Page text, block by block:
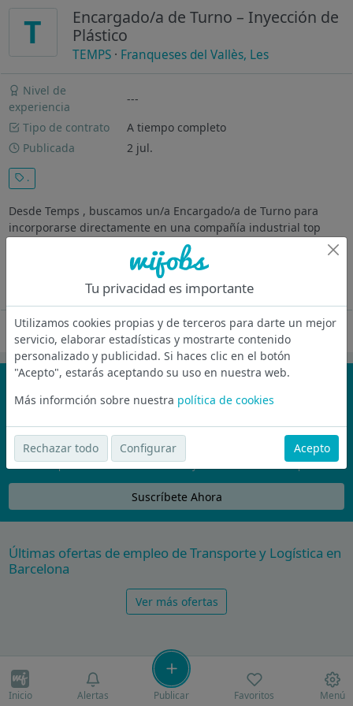
T
Encargado/a de Turno – Inyección de
Plástico
TEMPS · Franqueses del Vallès, Les
Nivel de
experiencia
---
Tipo de contrato
A tiempo completo
Publicada
2 jul.
.
Desde Temps , buscamos un/a Encargado/a de Turno para
incorporarse directamente en una compañía industrial top
especializada en inyección de plástico . Buscamos una persona
con experiencia en planta, buen criterio técnico y capacidad
Oferta desactivada
¡No te pierdas nada!
Únete a la comunidad de wijobs y recibe por email las mejores
ofertas de empleo
Nunca compartiremos tu email con nadie y no te vamos a enviar spam
Suscríbete Ahora
Últimas ofertas de empleo de Transporte y Logística en
Barcelona
Ver más ofertas
Inicio Alertas Publicar Favoritos Menú
Tu privacidad es importante
Utilizamos cookies propias y de terceros para darte un mejor
servicio, elaborar estadísticas y mostrarte contenido
personalizado y publicidad. Si haces clic en el botón
"Acepto", estarás aceptando su uso en nuestra web.
Más informción sobre nuestra política de cookies
Rechazar todo Configurar Acepto